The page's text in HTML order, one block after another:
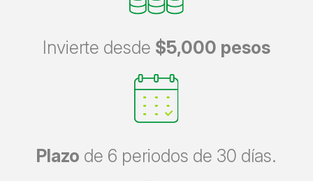
Invierte desde $5,000 pesos
Plazo de 6 periodos de 30 días.